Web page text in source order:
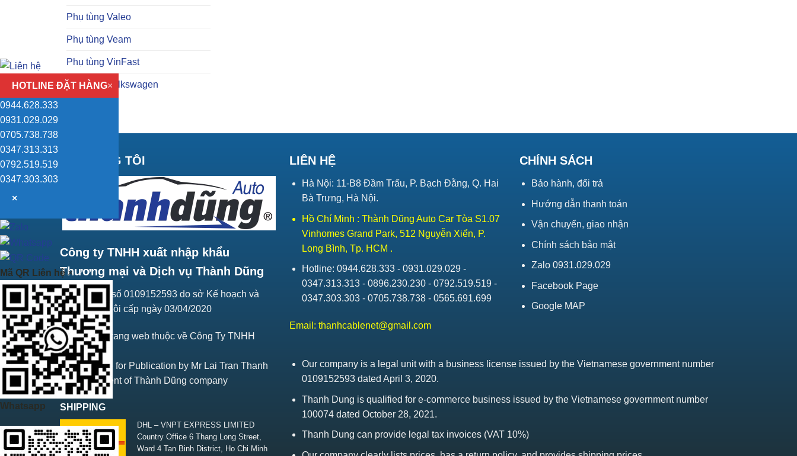
Phụ tùng Valeo
Phụ tùng Veam
Phụ tùng VinFast
Phụ tùng Volkswagen
VỀ CHÚNG TÔI
Công ty TNHH xuất nhập khẩu
Thương mại và Dịch vụ Thành Dũng
Giấy ĐKKD số 0109152593 do sở Kế hoạch và
Đầu tư Hà Nội cấp ngày 03/04/2020
Bản quyền trang web thuộc về Công Ty TNHH
Thành Dũng
Responsible for Publication by Mr Lai Tran Thanh
Vice President of Thành Dũng company
SHIPPING
DHL – VNPT EXPRESS LIMITED
Country Office 6 Thang Long Street,
Ward 4 Tan Binh District, Ho Chi Minh
LIÊN HỆ
Hà Nội: 11-B8 Đầm Trấu, P. Bạch Đằng, Q. Hai
Bà Trưng, Hà Nội.
Hồ Chí Minh : Thành Dũng Auto Car Tòa S1.07
Vinhomes Grand Park, 512 Nguyễn Xiển, P.
Long Bình, Tp. HCM .
Hotline: 0944.628.333 - 0931.029.029 -
0347.313.313 - 0896.230.230 - 0792.519.519 -
0347.303.303 - 0705.738.738 - 0565.691.699
Email: thanhcablenet@gmail.com
CHÍNH SÁCH
Bảo hành, đổi trả
Hướng dẫn thanh toán
Vận chuyển, giao nhận
Chính sách bảo mật
Zalo 0931.029.029
Facebook Page
Google MAP
Our company is a legal unit with a business license issued by the Vietnamese government number
0109152593 dated April 3, 2020.
Thanh Dung is qualified for e-commerce business issued by the Vietnamese government number
100074 dated October 28, 2021.
Thanh Dung can provide legal tax invoices (VAT 10%)
HOTLINE ĐẶT HÀNG×
0944.628.333
0931.029.029
0705.738.738
0347.313.313
0792.519.519
0347.303.303
×
Mã QR Liên hệ ×
Whatsapp